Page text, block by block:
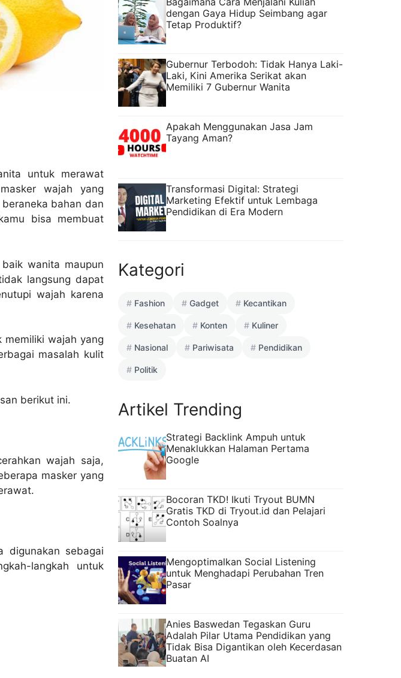
untuk merawat
wajah yang
bahan dan
bisa membuat
wanita maupun
langsung dapat
wajah karena
wajah yang
masalah kulit
berikut ini.
wajah saja,
masker yang
digunakan sebagai
langkah untuk
dengan Gaya Hidup Seimbang agar
Tetap Produktif?
Gubernur Terbodoh: Tidak Hanya Laki-
Laki, Kini Amerika Serikat akan
Memiliki 7 Gubernur Wanita
Apakah Menggunakan Jasa Jam
Tayang Aman?
Transformasi Digital: Strategi
Marketing Efektif untuk Lembaga
Pendidikan di Era Modern
Kategori
Fashion Gadget Kecantikan
Kesehatan Konten Kuliner
Nasional Pariwisata Pendidikan
Politik
Artikel Trending
Strategi Backlink Ampuh untuk
Menaklukkan Halaman Pertama
Google
Bocoran TKD! Ikuti Tryout BUMN
Gratis TKD di Tryout.id dan Pelajari
Contoh Soalnya
Mengoptimalkan Social Listening
untuk Menghadapi Perubahan Tren
Pasar
Anies Baswedan Tegaskan Guru
Adalah Pilar Utama Pendidikan yang
Tidak Bisa Digantikan oleh Kecerdasan
Buatan AI